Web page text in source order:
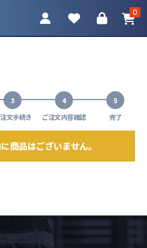
0
3
文手続き
4
ご注文内容確認
5
完了
商品はございません。
ゴリ一覧
カメラ
セサリ